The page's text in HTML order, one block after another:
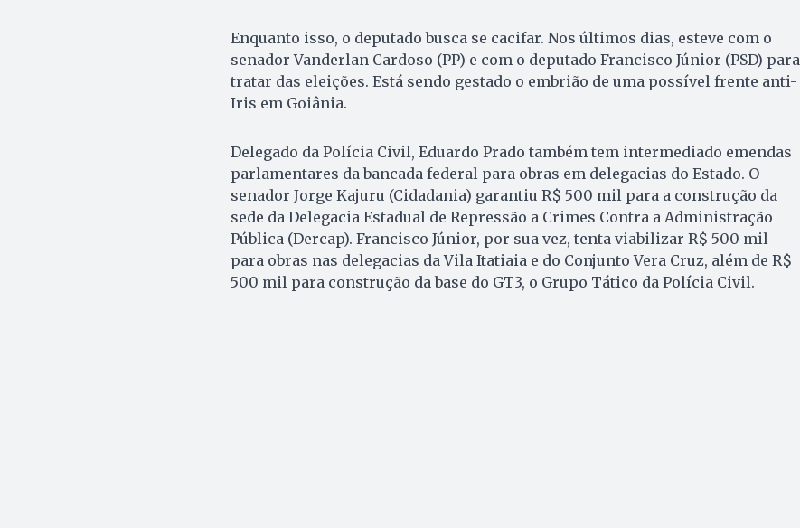
Enquanto isso, o deputado busca se cacifar. Nos últimos dias, esteve com o
senador Vanderlan Cardoso (PP) e com o deputado Francisco Júnior (PSD) para
tratar das eleições. Está sendo gestado o embrião de uma possível frente anti-
Iris em Goiânia.
Delegado da Polícia Civil, Eduardo Prado também tem intermediado emendas
parlamentares da bancada federal para obras em delegacias do Estado. O
senador Jorge Kajuru (Cidadania) garantiu R$ 500 mil para a construção da
sede da Delegacia Estadual de Repressão a Crimes Contra a Administração
Pública (Dercap). Francisco Júnior, por sua vez, tenta viabilizar R$ 500 mil
para obras nas delegacias da Vila Itatiaia e do Conjunto Vera Cruz, além de R$
500 mil para construção da base do GT3, o Grupo Tático da Polícia Civil.